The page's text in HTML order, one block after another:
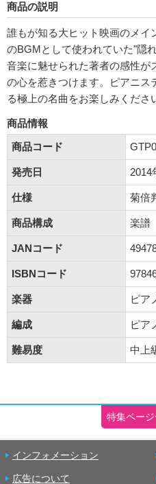
商品の説明
誰もが知る大ヒット映画のメイ
のBGMとして使われていた"隠
音楽に魅せられた著者の感性が
の心を惹きつけます。ピアニス
る極上の名曲をお楽しみくださ
商品情報
商品コード
発売日 2014
仕様 菊倍
商品構成 楽譜
JANコード
ISBNコード
楽器 ピア
編成 ピア
難易度 中上
特集ペー
インフォメーション
広告について